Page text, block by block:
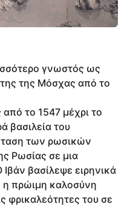
γνωστός ως
της Μόσχας από το
το 1547 μέχρι το
βασιλεία του
των ρωσικών
Ρωσίας σε μια
βασίλεψε ειρηνικά
πρώιμη καλοσύνη
φρικαλεότητες του σε